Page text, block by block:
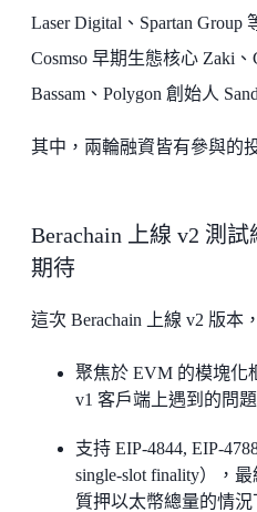
Laser Digital、Spartan
Cosmso 早期生態核心 Zaki
Bassam、Polygon 創始人
其中，兩輪融資皆有參與的
Berachain 上線 v2 測
期待
這次 Berachain 上線 v2 版
聚焦於 EVM 的模塊化
v1 客戶端上遇到的問題
支持 EIP-4844, EIP-
single-slot finality），
質押以太幣總量的情